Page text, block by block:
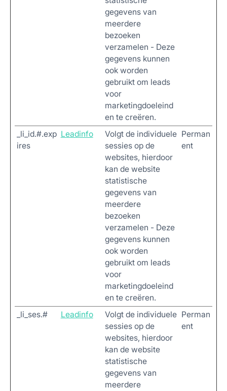
gegevens van
meerdere
bezoeken
verzamelen - Deze
gegevens kunnen
ook worden
gebruikt om leads
voor
marketingdoeleind
en te creëren.
_li_id.#.exp
ires
Leadinfo
Volgt de individuele
sessies op de
websites, hierdoor
kan de website
statistische
gegevens van
meerdere
bezoeken
verzamelen - Deze
gegevens kunnen
ook worden
gebruikt om leads
voor
marketingdoeleind
en te creëren.
Perman
ent
_li_ses.# Leadinfo
Volgt de individuele
sessies op de
websites, hierdoor
kan de website
statistische
gegevens van
meerdere
Perman
ent